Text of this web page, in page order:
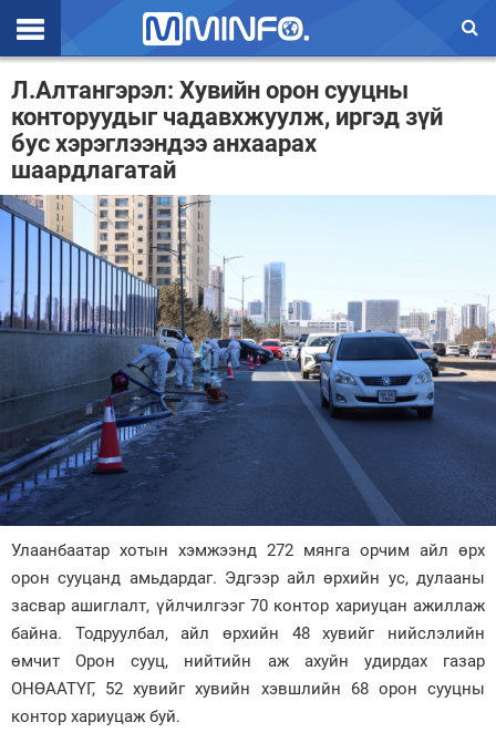
Эхлэл
Цаг агаар
Валют ханш
Улс төр
Эдийн засаг
Үзэл бодол
Нийгэм
Дэлхий
Энтертайнмэнт
Зурхай
Л.Алтангэрэл: Хувийн орон сууцны
конторуудыг чадавхжуулж, иргэд зүй
бус хэрэглээндээ анхаарах
шаардлагатай
Улаанбаатар хотын хэмжээнд 272 мянга орчим айл өрх
орон сууцанд амьдардаг. Эдгээр айл өрхийн ус, дулааны
засвар ашиглалт, үйлчилгээг 70 контор хариуцан ажиллаж
байна. Тодруулбал, айл өрхийн 48 хувийг нийслэлийн
өмчит Орон сууц, нийтийн аж ахуйн удирдах газар
ОНӨААТҮГ, 52 хувийг хувийн хэвшлийн 68 орон сууцны
контор хариуцаж буй.